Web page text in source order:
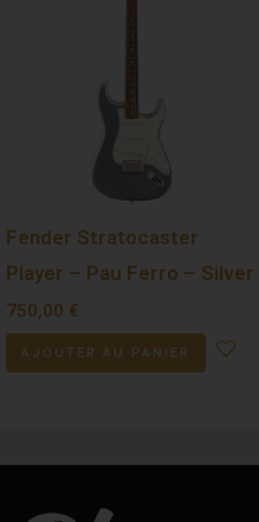
Fender Stratocaster
Player – Pau Ferro – Silver
750,00 €
AJOUTER AU PANIER